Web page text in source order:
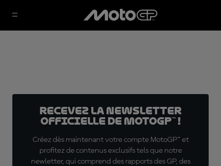
Recevez la Newsletter
officielle de MotoGP™ !
Créez dès maintenant votre compte MotoGP™ et
profitez de contenus exclusifs tels que notre
newletter, qui comprend des rapports des GP, des